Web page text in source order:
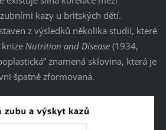
kazy u britských dětí.
z výsledků několika studií, které
Nutrition and Disease(1934,
znamená sklovina, která je
špatně zformovaná.